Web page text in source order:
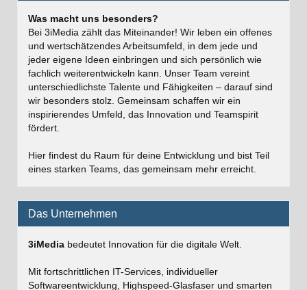
Was macht uns besonders?
Bei 3iMedia zählt das Miteinander! Wir leben ein offenes
und wertschätzendes Arbeitsumfeld, in dem jede und
jeder eigene Ideen einbringen und sich persönlich wie
fachlich weiterentwickeln kann. Unser Team vereint
unterschiedlichste Talente und Fähigkeiten – darauf sind
wir besonders stolz. Gemeinsam schaffen wir ein
inspirierendes Umfeld, das Innovation und Teamspirit
fördert.
Hier findest du Raum für deine Entwicklung und bist Teil
eines starken Teams, das gemeinsam mehr erreicht.
Das Unternehmen
3iMedia bedeutet Innovation für die digitale Welt.
Mit fortschrittlichen IT-Services, individueller
Softwareentwicklung, Highspeed-Glasfaser und smarten